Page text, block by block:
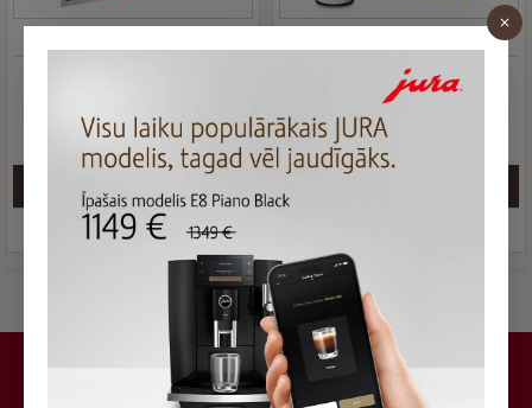
14.00 €
Jautāt
Ūdens filtrs BRITA
Intenza+
12.99 €
Jūs sasniedzāt preču saraksta beigas.